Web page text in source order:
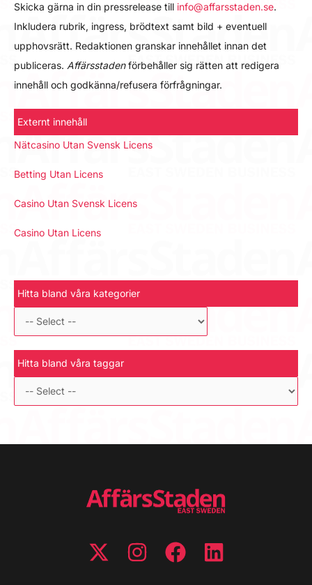
Skicka gärna in din pressrelease till info@affarsstaden.se.
Inkludera rubrik, ingress, brödtext samt bild + eventuell
upphovsrätt. Redaktionen granskar innehållet innan det
publiceras. Affärsstadenförbehåller sig rätten att redigera
innehåll och godkänna/refusera förfrågningar.
Externt innehåll
Nätcasino Utan Svensk Licens
Betting Utan Licens
Casino Utan Svensk Licens
Casino Utan Licens
Hitta bland våra kategorier
Hitta bland våra taggar